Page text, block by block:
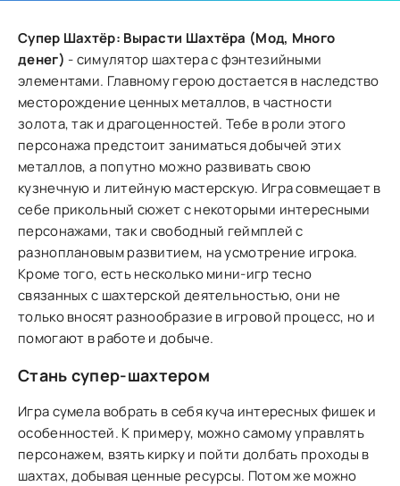
Супер Шахтёр: Вырасти Шахтёра (Мод, Много
денег) - симулятор шахтера с фэнтезийными
элементами. Главному герою достается в наследство
месторождение ценных металлов, в частности
золота, так и драгоценностей. Тебе в роли этого
персонажа предстоит заниматься добычей этих
металлов, а попутно можно развивать свою
кузнечную и литейную мастерскую. Игра совмещает в
себе прикольный сюжет с некоторыми интересными
персонажами, так и свободный геймплей с
разноплановым развитием, на усмотрение игрока.
Кроме того, есть несколько мини-игр тесно
связанных с шахтерской деятельностью, они не
только вносят разнообразие в игровой процесс, но и
помогают в работе и добыче.
Стань супер-шахтером
Игра сумела вобрать в себя куча интересных фишек и
особенностей. К примеру, можно самому управлять
персонажем, взять кирку и пойти долбать проходы в
шахтах, добывая ценные ресурсы. Потом же можно